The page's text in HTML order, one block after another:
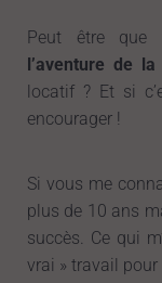
Peut être que
l’aventure de
locatif ? Et si
encourager !
Si vous me
plus de 10 ans
succès. Ce qui
vrai » travail